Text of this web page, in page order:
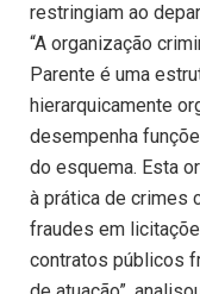
restringiam ao
“A organização
Parente é uma
hierarquicamente
desempenha
do esquema. Esta
à prática de crimes
fraudes em
contratos públicos